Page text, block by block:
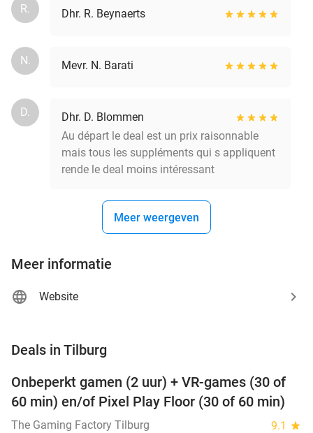
R. Dhr. R. Beynaerts
N. Mevr. N. Barati
D.
Dhr. D. Blommen
Au départ le deal est un prix raisonnable
mais tous les suppléments qui s appliquent
rende le deal moins intéressant
Meer weergeven
Meer informatie
Website
Deals in Tilburg
49%
Onbeperkt gamen (2 uur) + VR-games (30 of
60 min) en/of Pixel Play Floor (30 of 60 min)
The Gaming Factory Tilburg 9.1 star